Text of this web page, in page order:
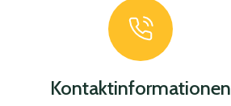
Kontaktinformationen